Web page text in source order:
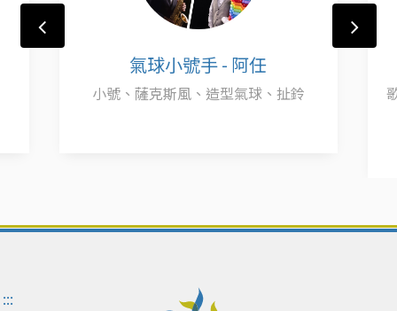
氣球小號手 - 阿任
小號、薩克斯風、造型氣球、扯鈴
:::